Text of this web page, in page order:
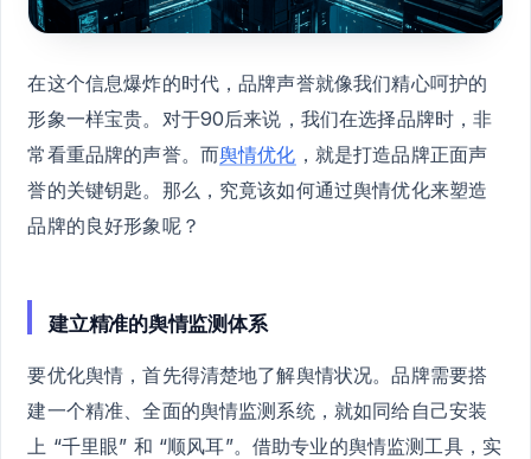
在这个信息爆炸的时代，品牌声誉就像我们精心呵护的
形象一样宝贵。对于90后来说，我们在选择品牌时，非
常看重品牌的声誉。而舆情优化 ，就是打造品牌正面声
誉的关键钥匙。那么，究竟该如何通过舆情优化来塑造
品牌的良好形象呢？
建立精准的舆情监测体系
要优化舆情，首先得清楚地了解舆情状况。品牌需要搭
建一个精准、全面的舆情监测系统，就如同给自己安装
上 “千里眼” 和 “顺风耳”。借助专业的舆情监测工具，实